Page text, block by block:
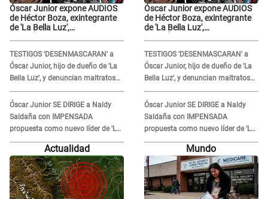
Óscar Junior expone AUDIOS
de Héctor Boza, exintegrante
de 'La Bella Luz',
"Grábame..."
TESTIGOS 'DESENMASCARAN' a
Óscar Junior, hijo de dueño de 'La
Bella Luz', y denuncian maltratos
en la orquesta: "Los humilla..."
Óscar Junior SE DIRIGE a Naldy
Saldaña con IMPENSADA
propuesta como nuevo líder de 'La
Bella Luz' tras denuncia: "Otro tipo
Óscar Junior expone AUDIOS
de Héctor Boza, exintegrante
de 'La Bella Luz',
"Grábame..."
TESTIGOS 'DESENMASCARAN' a
Óscar Junior, hijo de dueño de 'La
Bella Luz', y denuncian maltratos
en la orquesta: "Los humilla..."
Óscar Junior SE DIRIGE a Naldy
Saldaña con IMPENSADA
propuesta como nuevo líder de 'La
Bella Luz' tras denuncia: "Otro tipo
Actualidad Mundo